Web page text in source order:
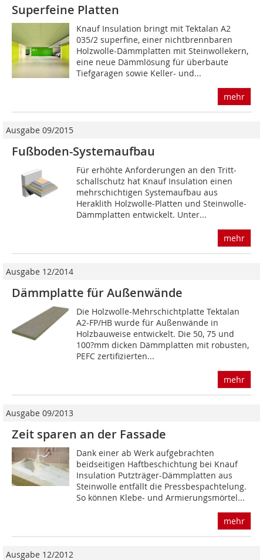
Superfeine Platten
Knauf Insulation bringt mit Tektalan A2
035/2 superfine, einer nichtbrennbaren
Holzwolle-Dämmplatten mit Steinwollekern,
eine neue Dämmlösung für überbaute
Tiefgaragen sowie Keller- und...
mehr
Ausgabe 09/2015
Fußboden-Systemaufbau
Für erhöhte Anforderungen an den Tritt­
schallschutz hat Knauf Insulation einen
mehrschich­tigen Systemaufbau aus
Heraklith Holzwolle-Platten und Steinwolle-
Dämmplatten entwickelt. Unter...
mehr
Ausgabe 12/2014
Dämmplatte für Außenwände
Die Holzwolle-Mehrschichtplatte Tektalan
A2-FP/HB wurde für Außenwände in
Holzbauweise entwickelt. Die 50, 75 und
100?mm dicken Dämmplatten mit robusten,
PEFC zertifizierten...
mehr
Ausgabe 09/2013
Zeit sparen an der Fassade
Dank einer ab Werk aufgebrachten
beidseitigen Haftbeschichtung bei Knauf
Insulation Putzträger-Dämmplatten aus
Steinwolle entfällt die Pressbespachtelung.
So können Klebe- und Armierungsmörtel...
mehr
Ausgabe 12/2012